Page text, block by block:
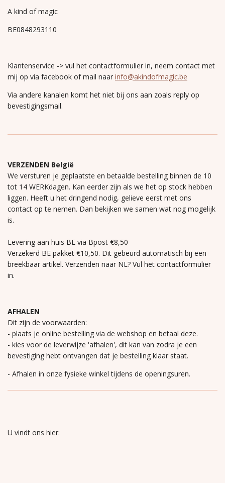
A kind of magic
BE0848293110
Klantenservice -> vul het contactformulier in, neem contact met
mij op via facebook of mail naar info@akindofmagic.be
Via andere kanalen komt het niet bij ons aan zoals reply op
bevestigingsmail.
VERZENDEN België
We versturen je geplaatste en betaalde bestelling binnen de 10
tot 14 WERKdagen. Kan eerder zijn als we het op stock hebben
liggen. Heeft u het dringend nodig, gelieve eerst met ons
contact op te nemen. Dan bekijken we samen wat nog mogelijk
is.
Levering aan huis BE via Bpost €8,50
Verzekerd BE pakket €10,50. Dit gebeurd automatisch bij een
breekbaar artikel. Verzenden naar NL? Vul het contactformulier
in.
AFHALEN
Dit zijn de voorwaarden:
- plaats je online bestelling via de webshop en betaal deze.
- kies voor de leverwijze 'afhalen', dit kan van zodra je een
bevestiging hebt ontvangen dat je bestelling klaar staat.
- Afhalen in onze fysieke winkel tijdens de openingsuren.
U vindt ons hier: